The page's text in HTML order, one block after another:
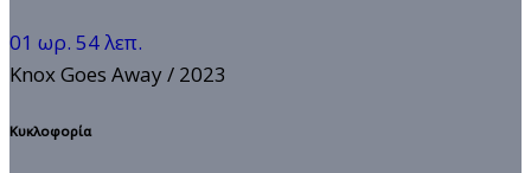
01 ωρ. 54 λεπ.
Knox Goes Away/ 2023
Κυκλοφορία